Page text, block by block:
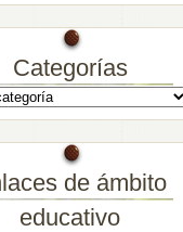
Categorías
de ámbito
educativo